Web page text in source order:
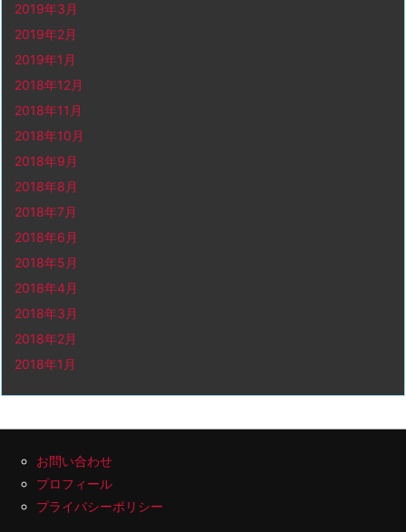
2019年3月
2019年2月
2019年1月
2018年12月
2018年11月
2018年10月
2018年9月
2018年8月
2018年7月
2018年6月
2018年5月
2018年4月
2018年3月
2018年2月
2018年1月
お問い合わせ
プロフィール
プライバシーポリシー